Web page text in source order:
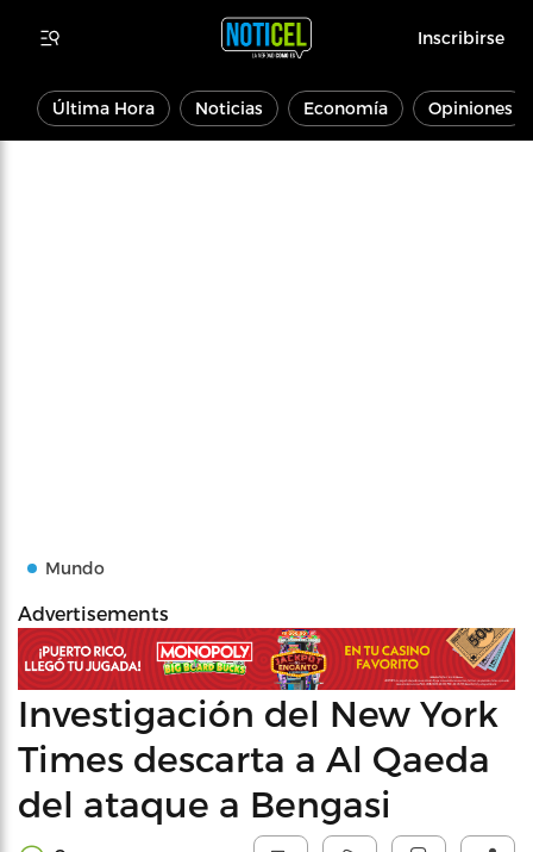
Inscribirse
Última Hora Noticias Economía Opiniones
Mundo
Advertisements
Investigación del New York
Times descarta a Al Qaeda
del ataque a Bengasi